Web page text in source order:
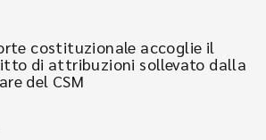
costituzionale accoglie il
di attribuzioni sollevato dalla
del CSM